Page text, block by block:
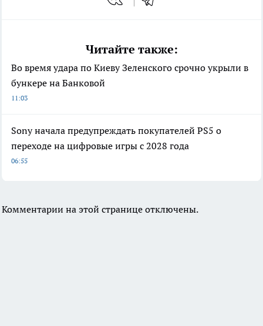
Читайте также:
Во время удара по Киеву Зеленского срочно укрыли в
бункере на Банковой
11:03
Sony начала предупреждать покупателей PS5 о
переходе на цифровые игры с 2028 года
06:55
Комментарии на этой странице отключены.